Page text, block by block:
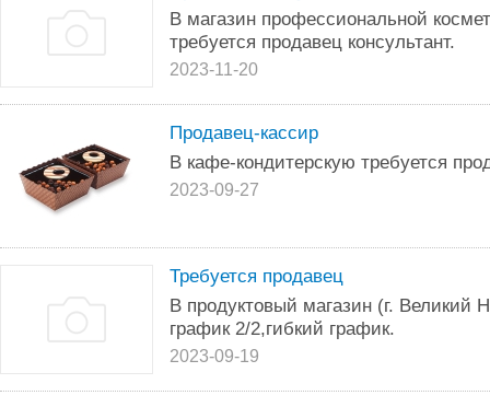
В магазин профессиональной
требуется продавец консультант.
2023-11-20
Продавец-кассир
В кафе-кондитерскую требуется
2023-09-27
Требуется продавец
В продуктовый магазин (г. Великий
график 2/2,гибкий график.
2023-09-19